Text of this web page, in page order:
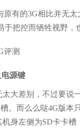
有的3G相比并无
于把控而牺牲视野
源键
大差别，不过要说
。而么么哒4G版
身左侧为SD卡卡